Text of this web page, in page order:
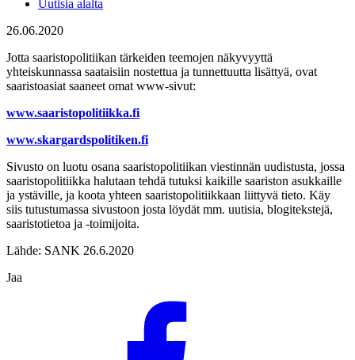
Uutisia alalta
26.06.2020
Jotta saaristopolitiikan tärkeiden teemojen näkyvyyttä
yhteiskunnassa saataisiin nostettua ja tunnettuutta lisättyä, ovat
saaristoasiat saaneet omat www-sivut:
www.saaristopolitiikka.fi
www.skargardspolitiken.fi
Sivusto on luotu osana saaristopolitiikan viestinnän uudistusta, jossa
saaristopolitiikka halutaan tehdä tutuksi kaikille saariston asukkaille
ja ystäville, ja koota yhteen saaristopolitiikkaan liittyvä tieto. Käy
siis tutustumassa sivustoon josta löydät mm. uutisia, blogitekstejä,
saaristotietoa ja -toimijoita.
Lähde: SANK 26.6.2020
Jaa